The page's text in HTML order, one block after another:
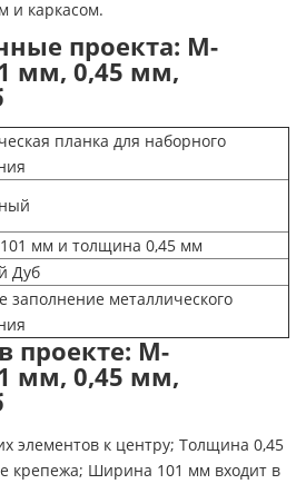
и каркасом.
проекта: М-
мм, 0,45 мм,
планка для наборного
мм и толщина 0,45 мм
Дуб
заполнение металлического
проекте: М-
мм, 0,45 мм,
элементов к центру; Толщина 0,45
крепежа; Ширина 101 мм входит в